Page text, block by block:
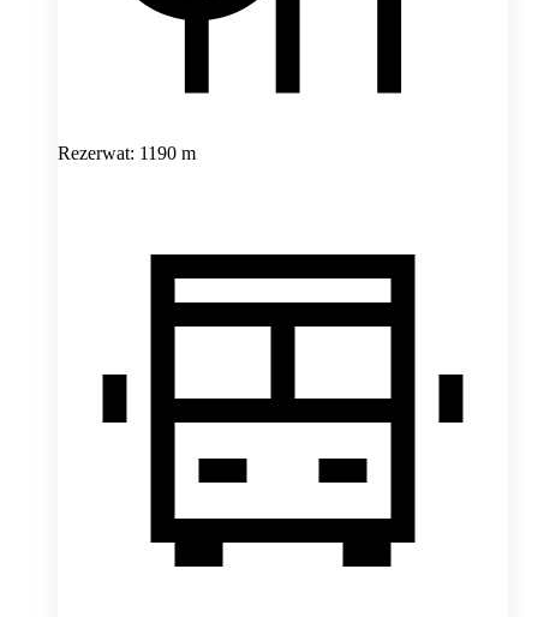
Rezerwat: 1190 m